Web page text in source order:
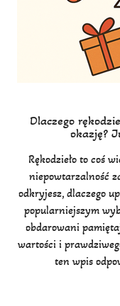
Dlaczego
okazję?
Rękodzieło to coś
niepowtarzalność
odkryjesz, dlaczego
popularniejszym
obdarowani
wartości i
ten wpis